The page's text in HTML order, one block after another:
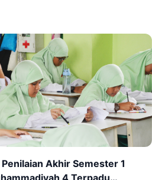
Akhir Semester 1
4 Terpadu